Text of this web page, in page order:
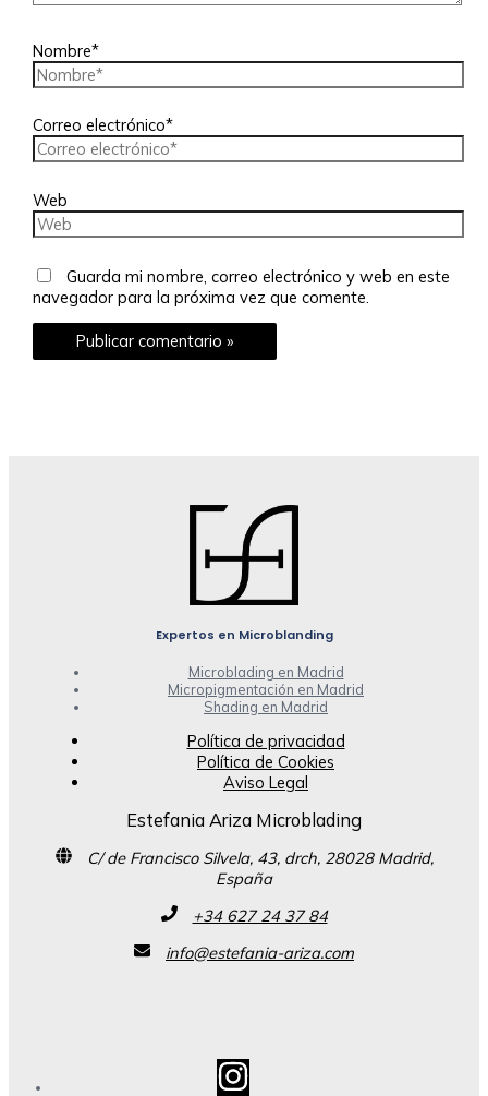
Nombre*
Correo electrónico*
Web
Guarda mi nombre, correo electrónico y web en este
navegador para la próxima vez que comente.
Expertos en Microblanding
Microblading en Madrid
Micropigmentación en Madrid
Shading en Madrid
Política de privacidad
Política de Cookies
Aviso Legal
Estefania Ariza Microblading
C/ de Francisco Silvela, 43, drch, 28028 Madrid,
España
+34 627 24 37 84
info@estefania-ariza.com